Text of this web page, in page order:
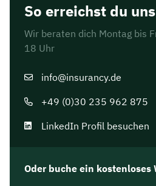
So erreichst du uns
Wir beraten dich Montag bis
18 Uhr
info@insurancy.de
+49 (0)30 235 962 875
LinkedIn Profil besuchen
Oder buche ein kostenloses